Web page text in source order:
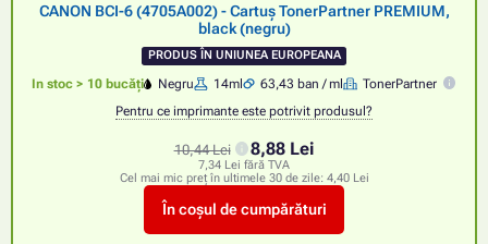
CANON BCI-6 (4705A002) - Cartuș TonerPartner PREMIUM,
black (negru)
PRODUS ÎN UNIUNEA EUROPEANA
In stoc > 10 bucăți Negru 14ml 63,43 ban / ml
TonerPartner
Pentru ce imprimante este potrivit produsul?
10,44 Lei 8,88 Lei
7,34 Lei fără TVA
Cel mai mic preț în ultimele 30 de zile: 4,40 Lei
În coșul de cumpărături